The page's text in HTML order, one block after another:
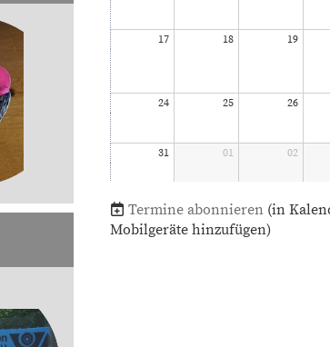
17 18 19
24 25 26
31 01 02
Termine abonnieren (in
Mobilgeräte hinzufügen)